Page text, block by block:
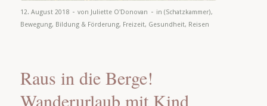
12. August 2018 - von Juliette O'Donovan - in (Schatzkammer),
Bewegung, Bildung & Förderung, Freizeit, Gesundheit, Reisen
Raus in die Berge!
Wanderurlaub mit Kind